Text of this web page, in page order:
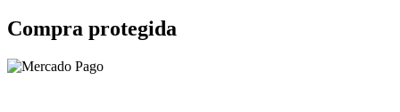
Compra protegida